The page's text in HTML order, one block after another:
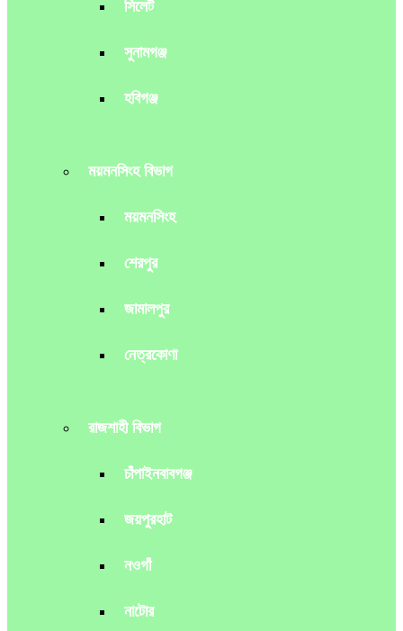
সিলেট
সুনামগঞ্জ
হবিগঞ্জ
ময়মনসিংহ বিভাগ
ময়মনসিংহ
শেরপুর
জামালপুর
নেত্রকোণা
রাজশাহী বিভাগ
চাঁপাইনবাবগঞ্জ
জয়পুরহাট
নওগাঁ
নাটোর